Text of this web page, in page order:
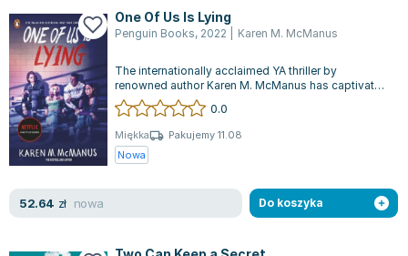
Zygmunt Freud
Agata Passent
Michel Moran
Maciej Orłoś
Jo Nesbo
Katarzyna Miller
Antoine de Saint Exupery
Mark Twain
Marcin Meller
Paulina Młynarska
One Of Us Is Lying
Penguin Books, 2022 Karen M. McManus
The internationally acclaimed YA thriller by
renowned author Karen M. McManus has captivated
audiences and has now been adapted in...
0.0
Miękka
Pakujemy 11.08
Nowa
52.64 zł nowa Do koszyka